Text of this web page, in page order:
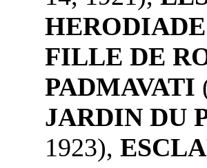
HERODIADE
FILLE DE
PADMAVATI
JARDIN DU
1923),